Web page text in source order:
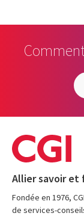
Allier savoir et
Fondée en 1976,
de services-